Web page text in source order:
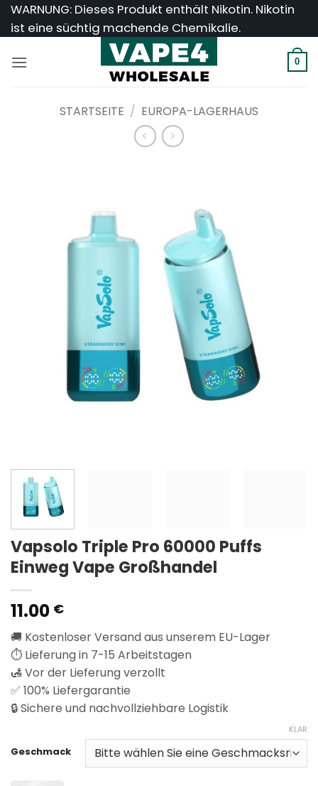
Zum
Inhalt
WARNUNG: Dieses Produkt enthält Nikotin. Nikotin
ist eine süchtig machende Chemikalie.
0
STARTSEITE / EUROPA-LAGERHAUS
Vapsolo Triple Pro 60000 Puffs
Einweg Vape Großhandel
11.00 €
🚚 Kostenloser Versand aus unserem EU-Lager
⏱️ Lieferung in 7-15 Arbeitstagen
🛃 Vor der Lieferung verzollt
✅ 100% Liefergarantie
🔒 Sichere und nachvollziehbare Logistik
Geschmack
KLAR